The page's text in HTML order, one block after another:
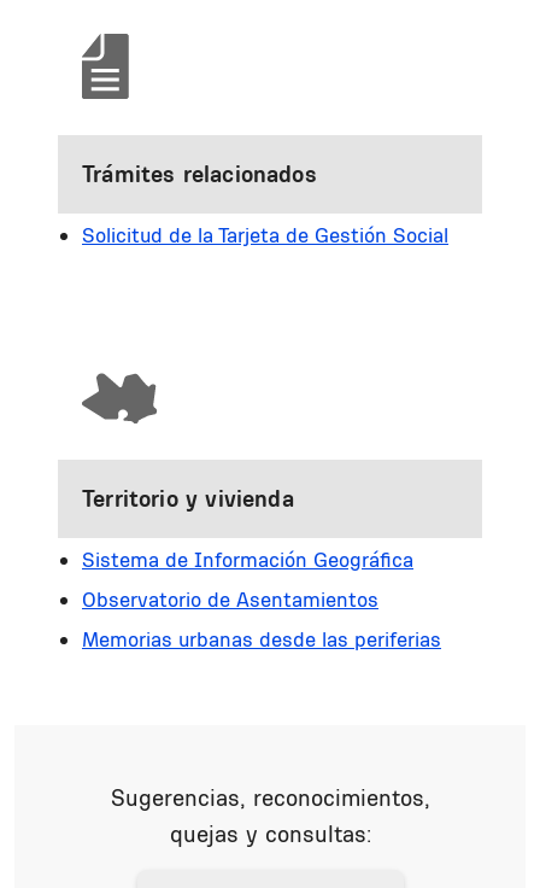
Trámites relacionados
Solicitud de la Tarjeta de Gestión Social
Territorio y vivienda
Sistema de Información Geográfica
Observatorio de Asentamientos
Memorias urbanas desde las periferias
Sugerencias, reconocimientos,
quejas y consultas: